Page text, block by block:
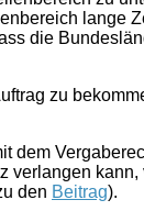
lange
die
zu
den Beitrag).